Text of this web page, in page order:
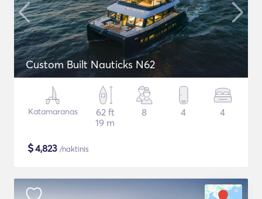
Custom Built Nauticks N62
Katamaranas
62 ft
19 m
8 4 4
$4,823 /naktinis